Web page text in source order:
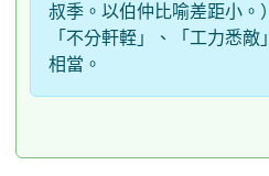
叔季。以伯仲比喻差距小。
「不分軒輊」、「工力悉
相當。